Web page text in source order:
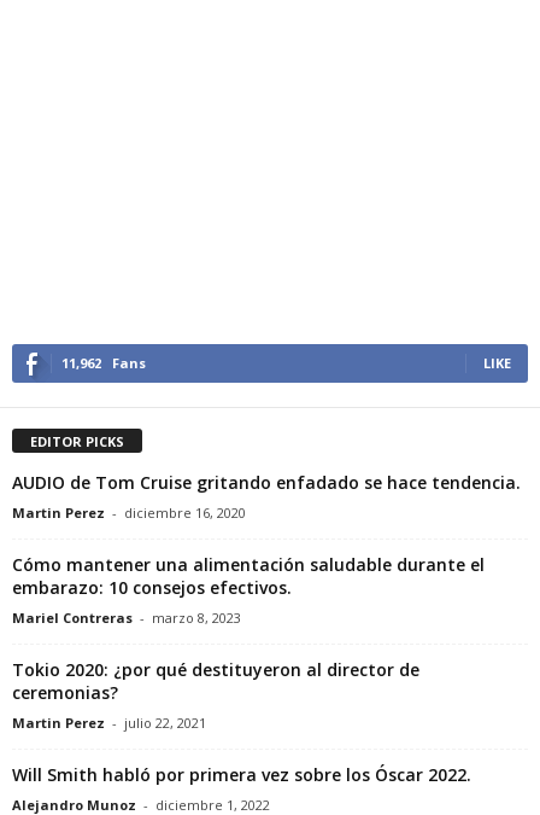
11,962 Fans LIKE
EDITOR PICKS
AUDIO de Tom Cruise gritando enfadado se hace tendencia.
Martin Perez - diciembre 16, 2020
Cómo mantener una alimentación saludable durante el
embarazo: 10 consejos efectivos.
Mariel Contreras - marzo 8, 2023
Tokio 2020: ¿por qué destituyeron al director de
ceremonias?
Martin Perez - julio 22, 2021
Will Smith habló por primera vez sobre los Óscar 2022.
Alejandro Munoz - diciembre 1, 2022